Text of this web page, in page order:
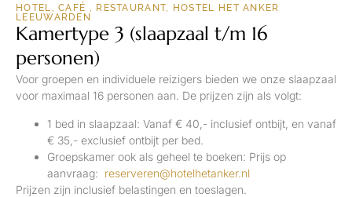
HOTEL, CAFÉ , RESTAURANT, HOSTEL HET ANKER
LEEUWARDEN
Kamertype 3 (slaapzaal t/m 16
personen)
Voor groepen en individuele reizigers bieden we onze slaapzaal
voor maximaal 16 personen aan. De prijzen zijn als volgt:
1 bed in slaapzaal: Vanaf € 40,- inclusief ontbijt, en vanaf
€ 35,- exclusief ontbijt per bed.
Groepskamer ook als geheel te boeken: Prijs op
aanvraag: reserveren@hotelhetanker.nl
Prijzen zijn inclusief belastingen en toeslagen.